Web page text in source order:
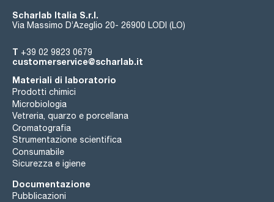
Scharlab Italia S.r.l.
Via Massimo D’Azeglio 20- 26900 LODI (LO)
T +39 02 9823 0679
customerservice@scharlab.it
Materiali di laboratorio
Prodotti chimici
Microbiologia
Vetreria, quarzo e porcellana
Cromatografia
Strumentazione scientifica
Consumabile
Sicurezza e igiene
Documentazione
Pubblicazioni